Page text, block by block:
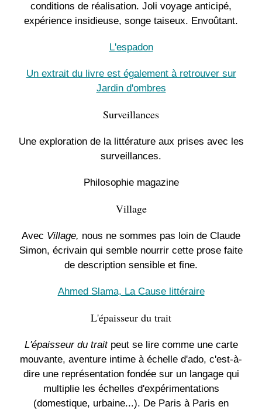
conditions de réalisation. Joli voyage anticipé,
expérience insidieuse, songe taiseux. Envoûtant.
L'espadon
Un extrait du livre est également à retrouver sur
Jardin d'ombres
Surveillances
Une exploration de la littérature aux prises avec les
surveillances.
Philosophie magazine
Village
Avec Village, nous ne sommes pas loin de Claude
Simon, écrivain qui semble nourrir cette prose faite
de description sensible et fine.
Ahmed Slama, La Cause littéraire
L'épaisseur du trait
L'épaisseur du traitpeut se lire comme une carte
mouvante, aventure intime à échelle d'ado, c'est-à-
dire une représentation fondée sur un langage qui
multiplie les échelles d'expérimentations
(domestique, urbaine...). De Paris à Paris en